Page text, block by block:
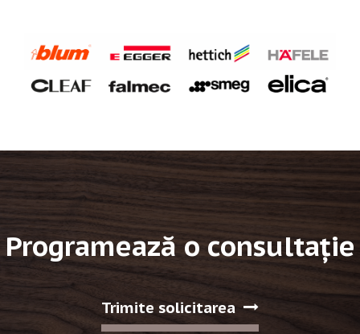
Programează o consultație
Trimite solicitarea